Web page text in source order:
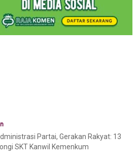
Partai, Gerakan Rakyat: 13
SKT Kanwil Kemenkum